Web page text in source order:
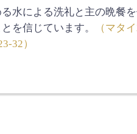
水による洗礼と主の晩餐
を信じています。
（マタ
32）